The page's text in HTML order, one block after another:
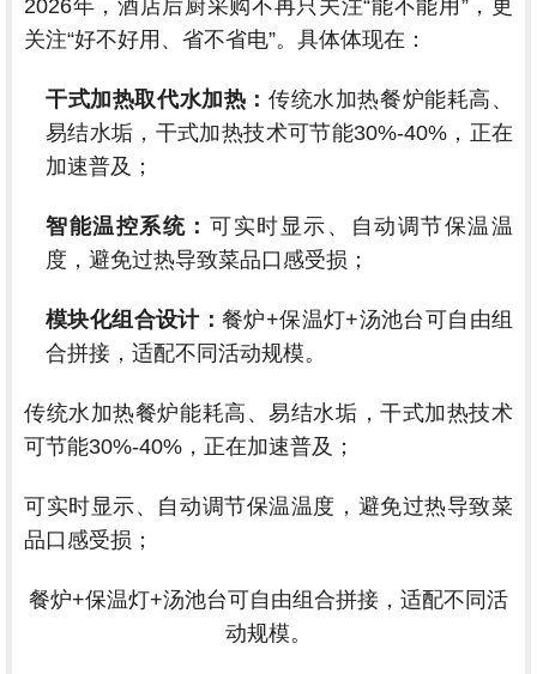
2026年，酒店后厨采购不再只关注“能不能用”，更
关注“好不好用、省不省电”。具体体现在：
干式加热取代水加热： 传统水加热餐炉能耗高、
易结水垢，干式加热技术可节能30%-40%，正在
加速普及；
智能温控系统：可实时显示、自动调节保温温
度，避免过热导致菜品口感受损；
模块化组合设计：餐炉+保温灯+汤池台可自由组
合拼接，适配不同活动规模。
传统水加热餐炉能耗高、易结水垢，干式加热技术
可节能30%-40%，正在加速普及；
可实时显示、自动调节保温温度，避免过热导致菜
品口感受损；
餐炉+保温灯+汤池台可自由组合拼接，适配不同活
动规模。